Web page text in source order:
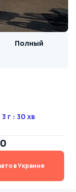
Полный
г : 30 хв
в Украине